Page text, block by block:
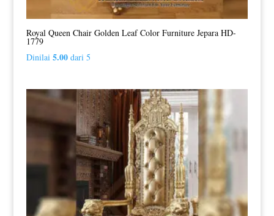
Royal Queen Chair Golden Leaf Color Furniture Jepara HD-
1779
Dinilai 5.00dari 5